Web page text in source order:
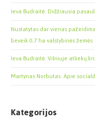
Ieva Budraitė. Didžiausia
Nustatytas dar vienas
beveik 0,7 ha valstybinės žemės
Ieva Budraitė. Vilniuje atliekų
Martynas Norbutas. Apie
Kategorijos